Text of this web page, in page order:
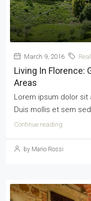
March 9, 2016
Living In Florence:
Areas
Lorem ipsum dolor
Duis mollis et sem
Continue reading
by Mario Rossi